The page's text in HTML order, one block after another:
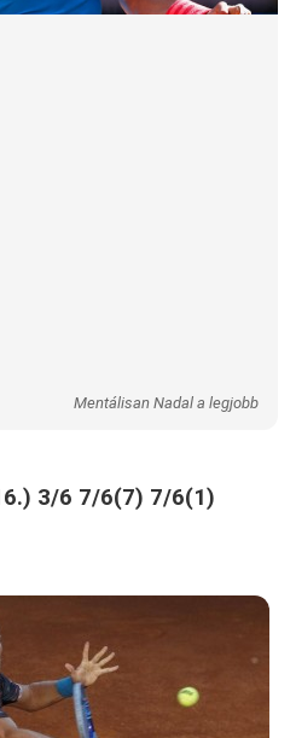
Mentálisan Nadal a legjobb
3/6 7/6(7) 7/6(1)